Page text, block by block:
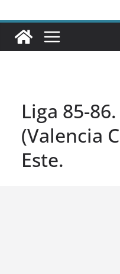
Liga 85-
(Valencia
Este.